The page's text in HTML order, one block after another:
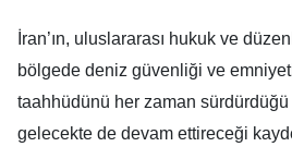
İran’ın, uluslararası hukuk ve
bölgede deniz güvenliği ve
taahhüdünü her zaman sürdürdüğü
gelecekte de devam ettireceği